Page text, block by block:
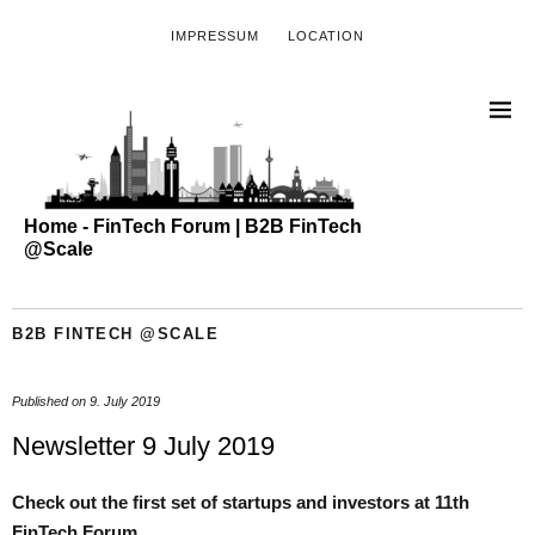
IMPRESSUM LOCATION
Home - FinTech Forum | B2B FinTech
@Scale
B2B FINTECH @SCALE
Published on 9. July 2019
Newsletter 9 July 2019
Check out the first set of startups and investors at 11th